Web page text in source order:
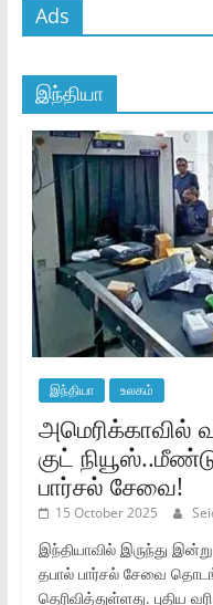
Ads
இந்தியா
இந்தியா உலகம்
அமெரிக்காவில்
குட்
பார்சல் சேவை!
15 October 2025
இந்தியாவில் இருந்து
தபால் பார்சல் சேவை
தெரிவித்துள்ளது. புதிய